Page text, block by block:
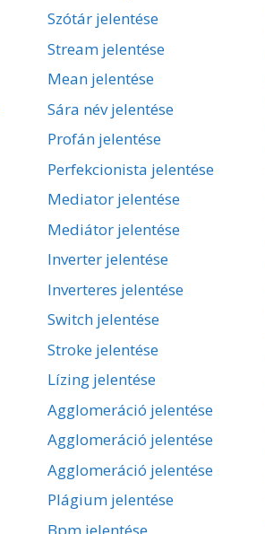
Szótár jelentése
Stream jelentése
Mean jelentése
Sára név jelentése
Profán jelentése
Perfekcionista jelentése
Mediator jelentése
Mediátor jelentése
Inverter jelentése
Inverteres jelentése
Switch jelentése
Stroke jelentése
Lízing jelentése
Agglomeráció jelentése
Agglomeráció jelentése
Agglomeráció jelentése
Plágium jelentése
Bpm jelentése